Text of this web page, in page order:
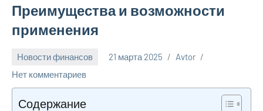
Преимущества и возможности
применения
Новости финансов 21 марта 2025
Avtor
Нет комментариев
Содержание